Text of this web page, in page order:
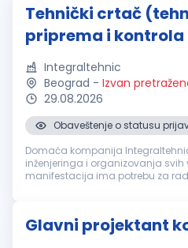
Tehnički crtač
priprema i
Integraltehnic
Beograd - Izvan
29.08.2026
Obaveštenje o statusu
Domaća kompanija
inženjeringa i organizovanja
manifestacija ima potrebu za
Glavni projektant